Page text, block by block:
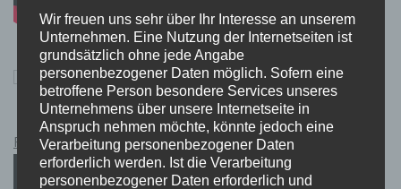
Pokémon Schwert und Schild Kauflink.>LINK<
Wir freuen uns sehr über Ihr Interesse an unserem
Unternehmen. Eine Nutzung der Internetseiten ist
grundsätzlich ohne jede Angabe
personenbezogener Daten möglich. Sofern eine
betroffene Person besondere Services unseres
Unternehmens über unsere Internetseite in
Anspruch nehmen möchte, könnte jedoch eine
Verarbeitung personenbezogener Daten
erforderlich werden. Ist die Verarbeitung
personenbezogener Daten erforderlich und